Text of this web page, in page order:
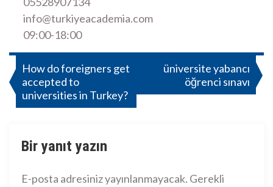
info@turkiyeacademia.com
09:00-18:00
Yazı
gezinmesi
How do foreigners get
accepted to
universities in Turkey?
üniversite yabancı
öğrenci sınavı
Bir yanıt yazın
E-posta adresiniz yayınlanmayacak. Gerekli